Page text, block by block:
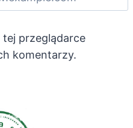
tej przeglądarce
komentarzy.